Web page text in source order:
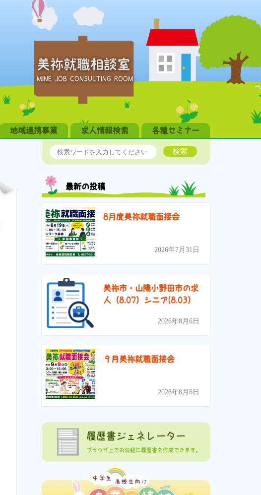
美祢就職相談室
MINE JOB CONSULTING ROOM
地域連携事業 求人情報検索 各種セミナー
検索
最新の投稿
8月度美祢就職面接会
2026年7月31日
美祢市・山陽小野田市の求
人（8.07）シニア(8.03）
2026年8月6日
９月美祢就職面接会
2026年8月6日
履歴書ジェネレーター
ブラウザ上でお気軽に履歴書を作成できます。